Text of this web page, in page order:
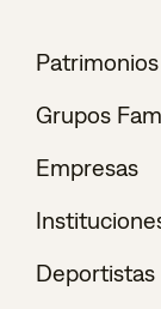
Grupos
Empresas
Deportistas